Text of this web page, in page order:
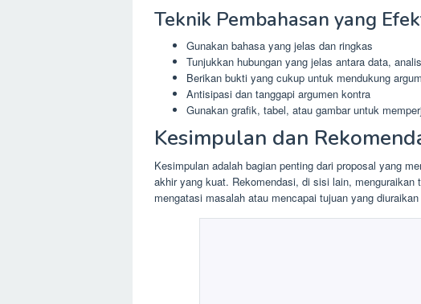
Teknik Pembahasan yang
Gunakan bahasa yang jelas dan ringkas
Tunjukkan hubungan yang jelas antara data,
Berikan bukti yang cukup untuk mendukung
Antisipasi dan tanggapi argumen kontra
Gunakan grafik, tabel, atau gambar untuk
Kesimpulan dan
Kesimpulan adalah bagian penting dari proposal yang
akhir yang kuat. Rekomendasi, di sisi lain,
mengatasi masalah atau mencapai tujuan yang